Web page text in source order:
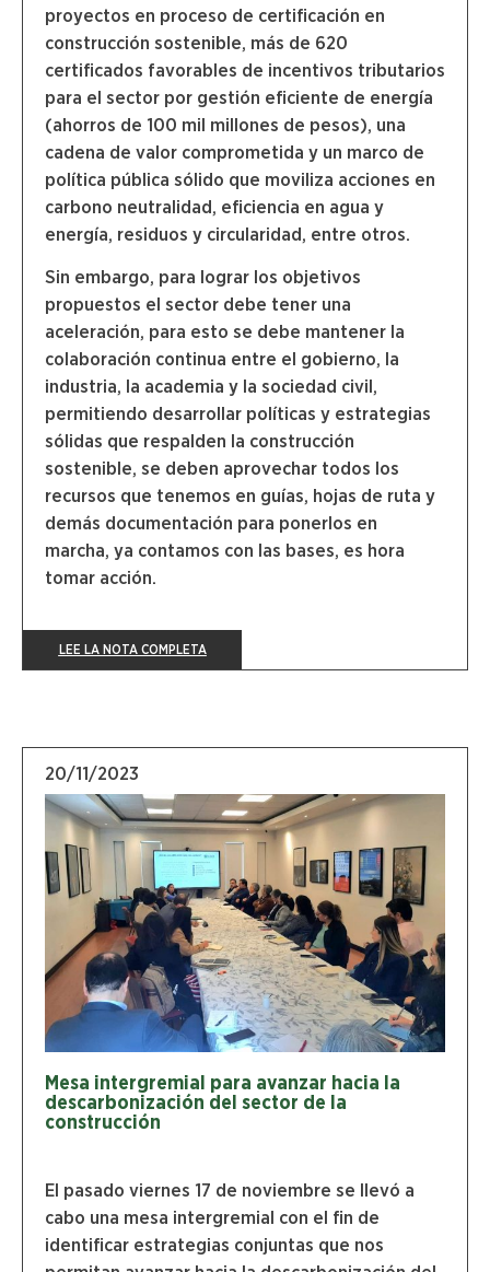
proyectos en proceso de certificación en
construcción sostenible, más de 620
certificados favorables de incentivos tributarios
para el sector por gestión eficiente de energía
(ahorros de 100 mil millones de pesos), una
cadena de valor comprometida y un marco de
política pública sólido que moviliza acciones en
carbono neutralidad, eficiencia en agua y
energía, residuos y circularidad, entre otros.
Sin embargo, para lograr los objetivos
propuestos el sector debe tener una
aceleración, para esto se debe mantener la
colaboración continua entre el gobierno, la
industria, la academia y la sociedad civil,
permitiendo desarrollar políticas y estrategias
sólidas que respalden la construcción
sostenible, se deben aprovechar todos los
recursos que tenemos en guías, hojas de ruta y
demás documentación para ponerlos en
marcha, ya contamos con las bases, es hora
tomar acción.
LEE LA NOTA COMPLETA
20/11/2023
Mesa intergremial para avanzar hacia la
descarbonización del sector de la
construcción
El pasado viernes 17 de noviembre se llevó a
cabo una mesa intergremial con el fin de
identificar estrategias conjuntas que nos